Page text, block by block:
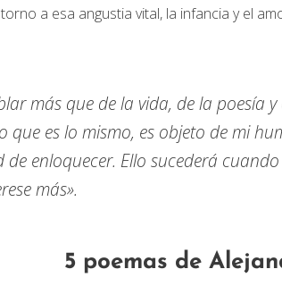
a esa angustia vital, la infancia y el
más que de la vida, de la poesía
que es lo mismo, es objeto de mi
de enloquecer. Ello sucederá
más».
5 poemas de